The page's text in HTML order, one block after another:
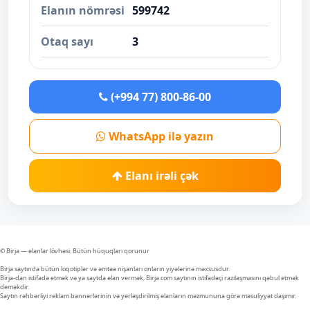
Elanın nömrəsi 599742
Otaq sayı 3
(+994 77) 800-86-00
WhatsApp ilə yazın
Elanı irəli çək
© Birja — elanlar lövhəsi. Bütün hüquqları qorunur
Birja saytında bütün loqotiplər və əmtəə nişanları onların yiyələrinə məxsusdur.
Birja-dan istifadə etmək və ya saytda elan vermək, Birja.com saytının istifadəçi razılaşmasını qəbul etmək
deməkdir.
Saytın rəhbərliyi reklam bannerlərinin və yerləşdirilmiş elanların məzmununa görə məsuliyyət daşımır.